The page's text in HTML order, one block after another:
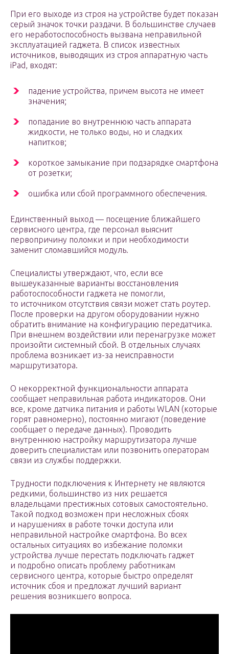
При его выходе из строя на устройстве будет показан
серый значок точки раздачи. В большинстве случаев
его неработоспособность вызвана неправильной
эксплуатацией гаджета. В список известных
источников, выводящих из строя аппаратную часть
iPad, входят:
падение устройства, причем высота не имеет
значения;
попадание во внутреннюю часть аппарата
жидкости, не только воды, но и сладких
напитков;
короткое замыкание при подзарядке смартфона
от розетки;
ошибка или сбой программного обеспечения.
Единственный выход — посещение ближайшего
сервисного центра, где персонал выяснит
первопричину поломки и при необходимости
заменит сломавшийся модуль.
Специалисты утверждают, что, если все
вышеуказанные варианты восстановления
работоспособности гаджета не помогли,
то источником отсутствия связи может стать роутер.
После проверки на другом оборудовании нужно
обратить внимание на конфигурацию передатчика.
При внешнем воздействии или перенагрузке может
произойти системный сбой. В отдельных случаях
проблема возникает из-за неисправности
маршрутизатора.
О некорректной функциональности аппарата
сообщает неправильная работа индикаторов. Они
все, кроме датчика питания и работы WLAN (которые
горят равномерно), постоянно мигают (поведение
сообщает о передаче данных). Проводить
внутреннюю настройку маршрутизатора лучше
доверить специалистам или позвонить операторам
связи из службы поддержки.
Трудности подключения к Интернету не являются
редкими, большинство из них решается
владельцами престижных сотовых самостоятельно.
Такой подход возможен при несложных сбоях
и нарушениях в работе точки доступа или
неправильной настройке смартфона. Во всех
остальных ситуациях во избежание поломки
устройства лучше перестать подключать гаджет
и подробно описать проблему работникам
сервисного центра, которые быстро определят
источник сбоя и предложат лучший вариант
решения возникшего вопроса.